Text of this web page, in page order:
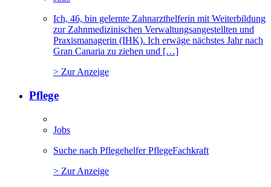
Ich, 46, bin gelernte Zahnarzthelferin mit Weiterbildung
zur Zahnmedizinischen Verwaltungsangestellten und
Praxismanagerin (IHK). Ich erwäge nächstes Jahr nach
Gran Canaria zu ziehen und […]
> Zur Anzeige
Pflege
Jobs
Suche nach Pflegehelfer PflegeFachkraft
> Zur Anzeige